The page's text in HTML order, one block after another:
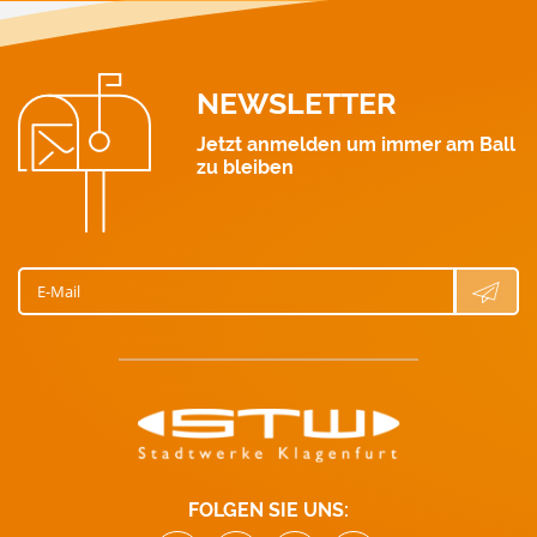
Wasser: 0463 521 411
NEWSLETTER
Jetzt anmelden um immer am Ball
zu bleiben
E-Mail
FOLGEN SIE UNS: